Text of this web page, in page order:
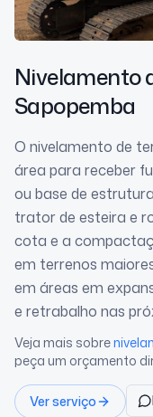
Nivelamento
Sapopemba
O nivelamento de
área para receber
ou base de
trator de esteira e
cota e a
em terrenos
em áreas em
e retrabalho nas
Veja mais sobre
peça um orçamento
Ver serviço